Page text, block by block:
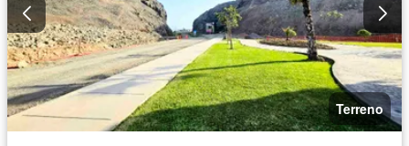
Terreno